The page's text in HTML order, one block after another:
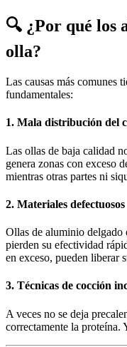
🔍 ¿Por qué los
olla?
Las causas más comunes
fundamentales:
1. Mala distribución del
Las ollas de baja calidad
genera zonas con exceso
mientras otras partes ni
2. Materiales defectuosos
Ollas de aluminio delgado
pierden su efectividad
en exceso, pueden liberar
3. Técnicas de cocción
A veces no se deja
correctamente la proteína.